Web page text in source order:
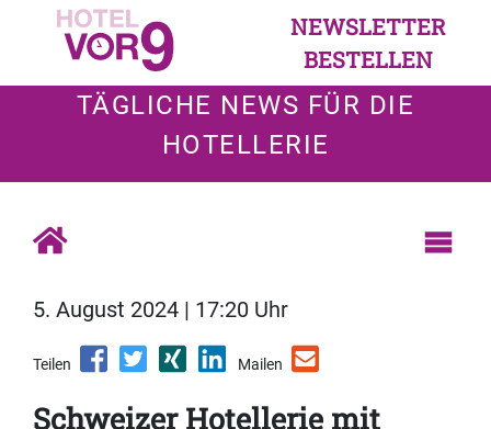
NEWSLETTER
BESTELLEN
TÄGLICHE NEWS FÜR DIE
HOTELLERIE
5. August 2024 | 17:20 Uhr
Teilen Mailen
Schweizer Hotellerie mit